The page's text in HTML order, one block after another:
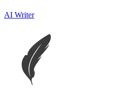
AI Writer